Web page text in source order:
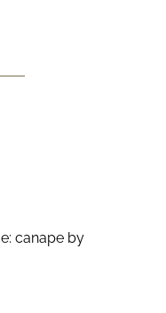
canape by